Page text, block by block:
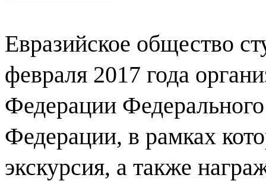
Евразийское общество
февраля 2017 года
Федерации
Федерации, в рамках
экскурсия, а также